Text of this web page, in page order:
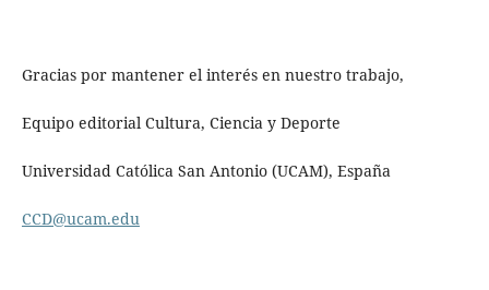
Gracias por mantener el interés en nuestro trabajo,
Equipo editorial Cultura, Ciencia y Deporte
Universidad Católica San Antonio (UCAM), España
CCD@ucam.edu